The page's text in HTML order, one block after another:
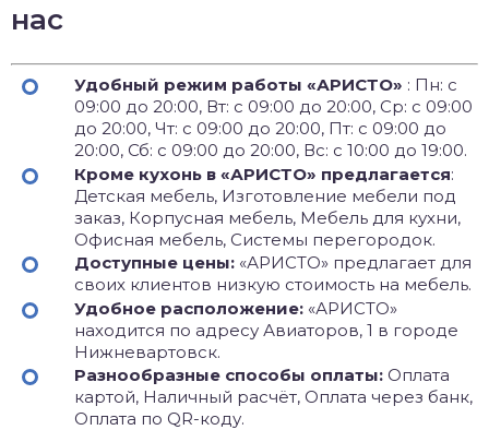
нас
Удобный режим работы «АРИСТО» : Пн: с
09:00 до 20:00, Вт: с 09:00 до 20:00, Ср: с 09:00
до 20:00, Чт: с 09:00 до 20:00, Пт: с 09:00 до
20:00, Сб: с 09:00 до 20:00, Вс: с 10:00 до 19:00.
Кроме кухонь в «АРИСТО» предлагается:
Детская мебель, Изготовление мебели под
заказ, Корпусная мебель, Мебель для кухни,
Офисная мебель, Системы перегородок.
Доступные цены: «АРИСТО» предлагает для
своих клиентов низкую стоимость на мебель.
Удобное расположение: «АРИСТО»
находится по адресу Авиаторов, 1 в городе
Нижневартовск.
Разнообразные способы оплаты: Оплата
картой, Наличный расчёт, Оплата через банк,
Оплата по QR-коду.